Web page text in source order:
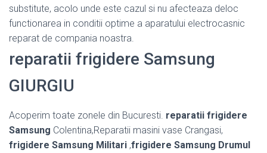
substitute, acolo unde este cazul si nu afecteaza deloc
functionarea in conditii optime a aparatului electrocasnic
reparat de compania noastra.
reparatii frigidere Samsung
GIURGIU
Acoperim toate zonele din Bucuresti. reparatii frigidere
Samsung Colentina,Reparatii masini vase Crangasi,
frigidere Samsung Militari ,frigidere Samsung Drumul